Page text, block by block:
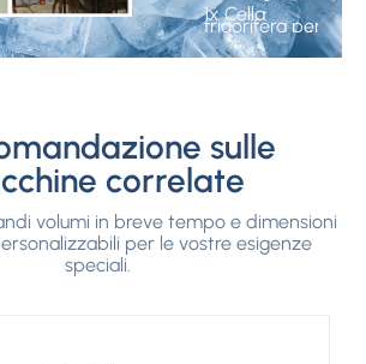
1x Cella
frigorifera per lo
stoccaggio del
ghiaccio
<
>
sulle
correlate
volumi in breve tempo e dimensioni
per le vostre esigenze
speciali.